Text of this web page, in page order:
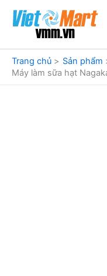
dung
Trang chủ
Sản phẩm
Máy làm sữa hạt